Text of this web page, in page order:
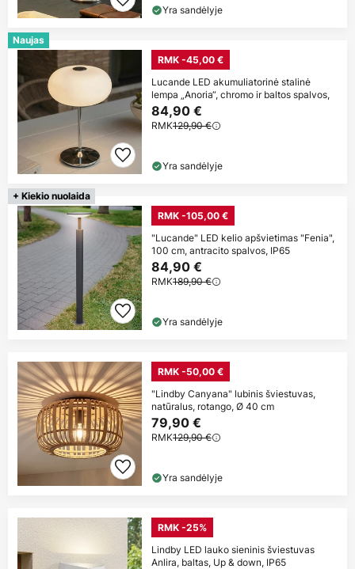
Yra sandėlyje
Naujas
RMK -45,00 €
Lucande LED akumuliatorinė stalinė
lempa „Anoria“, chromo ir baltos spalvos,
84,90 €
RMK129,90 €
Yra sandėlyje
+ Kiekio nuolaida
RMK -105,00 €
"Lucande" LED kelio apšvietimas "Fenia",
100 cm, antracito spalvos, IP65
84,90 €
RMK189,90 €
Yra sandėlyje
RMK -50,00 €
"Lindby Canyana" lubinis šviestuvas,
natūralus, rotango, Ø 40 cm
79,90 €
RMK129,90 €
Yra sandėlyje
RMK -25%
Lindby LED lauko sieninis šviestuvas
Anlira, baltas, Up & down, IP65